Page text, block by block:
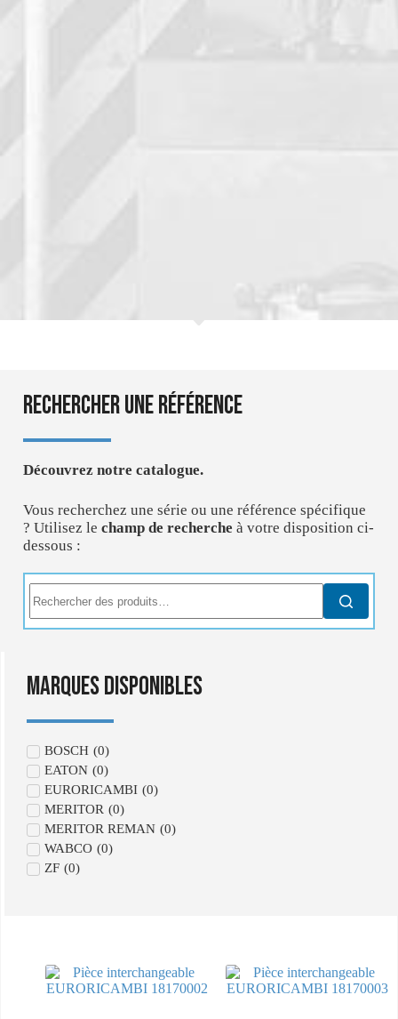
Rechercher une référence
Découvrez notre catalogue.
Vous recherchez une série ou une référence spécifique
? Utilisez le champ de recherche à votre disposition ci-
dessous :
marques disponibles
BOSCH (0)
EATON (0)
EURORICAMBI (0)
MERITOR (0)
MERITOR REMAN (0)
WABCO (0)
ZF (0)